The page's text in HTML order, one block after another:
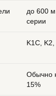
до 600
серии
K1C,
Обычно
15%